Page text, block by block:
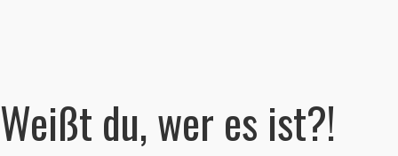
Weißt du, wer es ist?!